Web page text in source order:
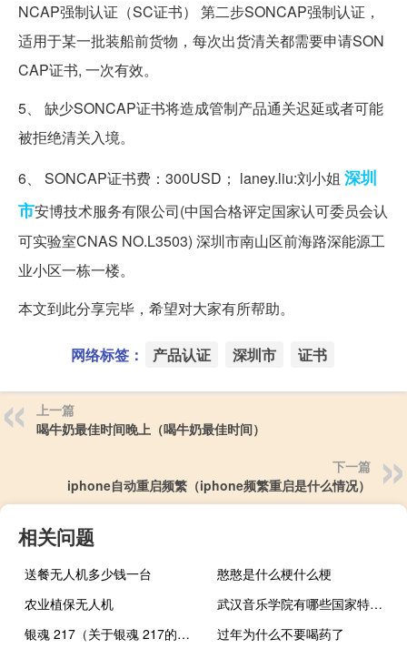
NCAP强制认证（SC证书） 第二步SONCAP强制认证，
适用于某一批装船前货物，每次出货清关都需要申请SON
CAP证书, 一次有效。
5、 缺少SONCAP证书将造成管制产品通关迟延或者可能
被拒绝清关入境。
6、 SONCAP证书费：300USD； laney.liu:刘小姐 深圳
市安博技术服务有限公司(中国合格评定国家认可委员会认
可实验室CNAS NO.L3503) 深圳市南山区前海路深能源工
业小区一栋一楼。
本文到此分享完毕，希望对大家有所帮助。
网络标签： 产品认证 深圳市 证书
上一篇
喝牛奶最佳时间晚上（喝牛奶最佳时间）
下一篇
iphone自动重启频繁（iphone频繁重启是什么情况）
相关问题
送餐无人机多少钱一台
憨憨是什么梗什么梗
农业植保无人机
武汉音乐学院有哪些国家特色专业
银魂 217（关于银魂 217的介绍）
过年为什么不要喝药了